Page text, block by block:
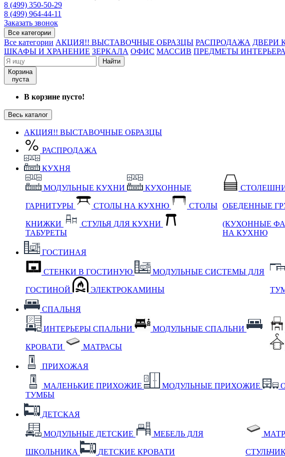
8 (499) 350-50-29
8 (499) 964-44-11
Заказать звонок
Все категории
Все категории АКЦИЯ!! ВЫСТАВОЧНЫЕ ОБРАЗЦЫ РАСПРОДАЖА ДВЕРИ
ШКАФЫ И ХРАНЕНИЕ ЗЕРКАЛА ОФИС МАССИВ ПРЕДМЕТЫ ИНТЕРЬЕРА
Найти
Корзина
пуста
В корзине пусто!
Весь каталог
АКЦИЯ!! ВЫСТАВОЧНЫЕ ОБРАЗЦЫ
РАСПРОДАЖА
КУХНЯ
МОДУЛЬНЫЕ КУХНИ КУХОННЫЕ
ГАРНИТУРЫ СТОЛЫ НА КУХНЮ СТОЛЫ
КНИЖКИ
СТУЛЬЯ ДЛЯ КУХНИ
ТАБУРЕТЫ
ОБЕДЕННЫЕ
(КУХОННЫЕ
НА КУХНЮ
ГОСТИНАЯ
СТЕНКИ В ГОСТИНУЮ МОДУЛЬНЫЕ СИСТЕМЫ ДЛЯ
ГОСТИНОЙ ЭЛЕКТРОКАМИНЫ
СПАЛЬНЯ
ИНТЕРЬЕРЫ СПАЛЬНИ МОДУЛЬНЫЕ СПАЛЬНИ
КРОВАТИ МАТРАСЫ
ПРИХОЖАЯ
МАЛЕНЬКИЕ ПРИХОЖИЕ МОДУЛЬНЫЕ ПРИХОЖИЕ
ТУМБЫ
ДЕТСКАЯ
МОДУЛЬНЫЕ ДЕТСКИЕ МЕБЕЛЬ ДЛЯ
ШКОЛЬНИКА ДЕТСКИЕ КРОВАТИ